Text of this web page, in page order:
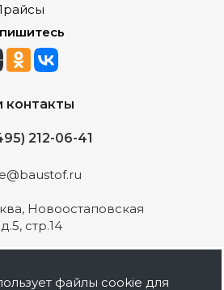
контакты
212-06-41
Новоостаповская
д.5, стр.14
файлы cookie для